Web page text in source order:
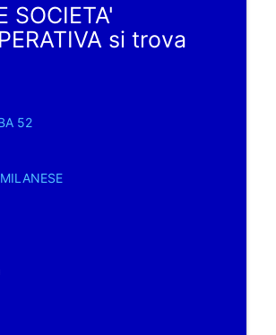
SOCIETA'
si trova
52